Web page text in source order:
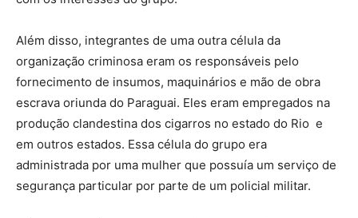
Além disso, integrantes de uma outra célula da
organização criminosa eram os responsáveis pelo
fornecimento de insumos, maquinários e mão de obra
escrava oriunda do Paraguai. Eles eram empregados na
produção clandestina dos cigarros no estado do Rio e
em outros estados. Essa célula do grupo era
administrada por uma mulher que possuía um serviço de
segurança particular por parte de um policial militar.